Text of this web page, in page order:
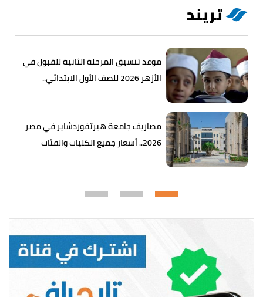
تريند
موعد تنسيق المرحلة الثانية للقبول في
الأزهر 2026 للصف الأول الابتدائي..
مصاريف جامعة هيرتفوردشاير في مصر
2026.. أسعار جميع الكليات والفئات